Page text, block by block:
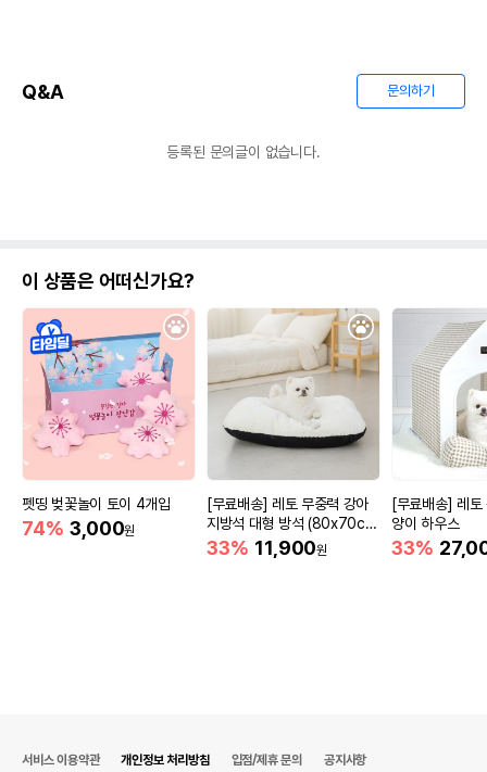
Q&A 문의하기
등록된 문의글이 없습니다.
이 상품은 어떠신가요?
펫띵 벚꽃놀이 토이 4개입
74% 3,000원
[무료배송] 레토 무중력 강아
지방석 대형 방석 (80x70c
m)
33% 11,900원
[무료배송] 레토
양이 하우스
33%
서비스 이용약관 개인정보 처리방침 입점/제휴 문의 공지사항